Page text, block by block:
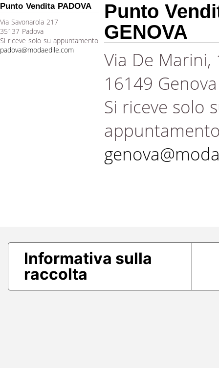
Punto Vendita PADOVA
Via Savonarola 217
35137 Padova
Si riceve solo su appuntamento
padova@modaedile.com
Punto
GENOVA
Via De Marini,
16149 Genova
Si riceve solo
Informativa sulla
raccolta